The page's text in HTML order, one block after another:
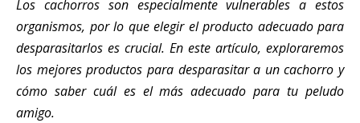
Los cachorros son especialmente vulnerables a estos
organismos, por lo que elegir el producto adecuado para
desparasitarlos es crucial. En este artículo, exploraremos
los mejores productos para desparasitar a un cachorro y
cómo saber cuál es el más adecuado para tu peludo
amigo.